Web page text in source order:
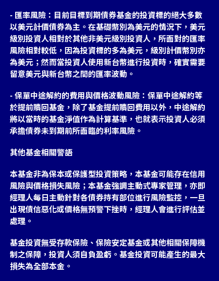
- 匯率風險：目前目標到期債券基金的投資標的絕大多數
以美元計價債券為主。在基礎幣別為美元的情況下，美元
級別投資人相對於其他非美元級別投資人，所面對的匯率
風險相對較低，因為投資標的多為美元，級別計價幣別亦
為美元；然而當投資人使用新台幣進行投資時，確實需要
留意美元與新台幣之間的匯率波動。
- 保單中途解約的費用與價格波動風險：保單中途解約等
於提前贖回基金，除了基金提前贖回費用以外，中途解約
將以當時的基金淨值作為計算基準，也就表示投資人必須
承擔債券未到期前所面臨的利率風險。
其他基金相關警語
本基金非為保本或保護型投資策略，本基金可能存在信用
風險與價格損失風險；本基金強調主動式專家管理，亦即
經理人每日主動針對各債券持有部位進行風險監控，一旦
出現債信惡化或價格無預警下挫時，經理人會進行評估並
處理。
基金投資無受存款保險、保險安定基金或其他相關保障機
制之保障，投資人須自負盈虧。基金投資可能產生的最大
損失為全部本金。